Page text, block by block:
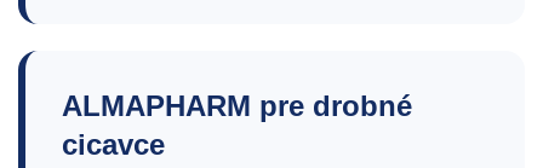
ALMAPHARM pre drobné
cicavce